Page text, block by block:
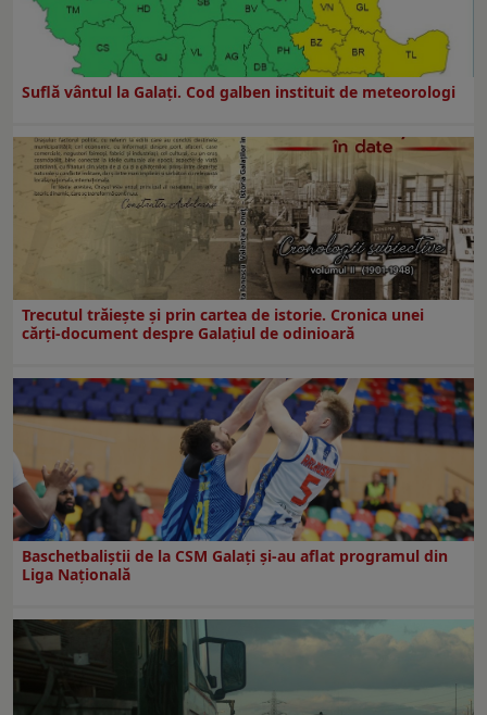
Suflă vântul la Galaţi. Cod galben instituit de meteorologi
Trecutul trăiește și prin cartea de istorie. Cronica unei
cărți-document despre Galațiul de odinioară
Baschetbaliștii de la CSM Galați și-au aflat programul din
Liga Națională